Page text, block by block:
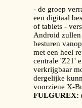
- de groep
een digitaal
of tablets -
Android zullen
besturen
met een heel
centrale 'Z21'
verkrijgbaar
dergelijke
voorziene X-
FULGUREX: